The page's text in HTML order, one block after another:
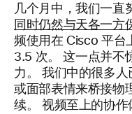
几个月中，我们一直
同时仍然与天各一方
频使用在 Cisco 平台
3.5 次。 这一点并不
力。 我们中的很多
或面部表情来桥接物
续。 视频至上的协